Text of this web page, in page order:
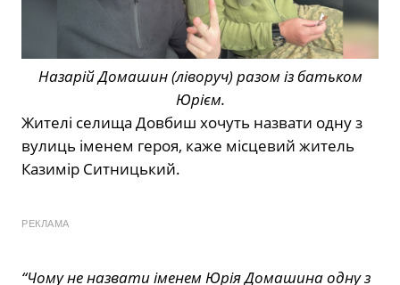
Назарій Домашин (ліворуч) разом із батьком
Юрієм.
Жителі селища Довбиш хочуть назвати одну з
вулиць іменем героя, каже місцевий житель
Казимір Ситницький.
РЕКЛАМА
“Чому не назвати іменем Юрія Домашина одну з